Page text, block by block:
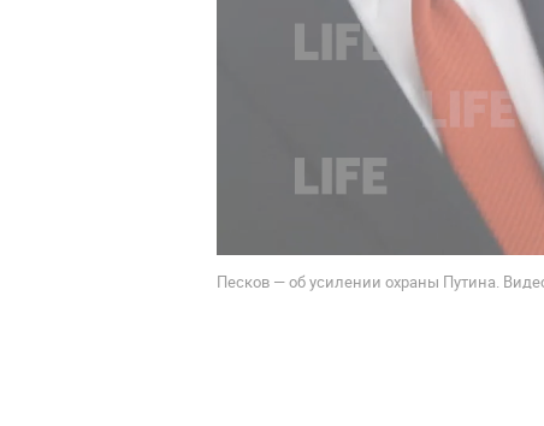
Песков — об усилении охраны Путина.